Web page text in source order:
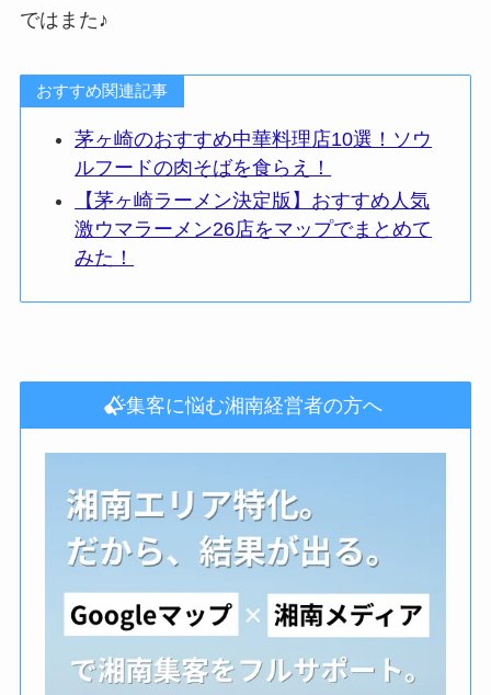
ではまた♪
おすすめ関連記事
茅ヶ崎のおすすめ中華料理店10選！ソウ
ルフードの肉そばを食らえ！
【茅ヶ崎ラーメン決定版】おすすめ人気
激ウマラーメン26店をマップでまとめて
みた！
集客に悩む湘南経営者の方へ